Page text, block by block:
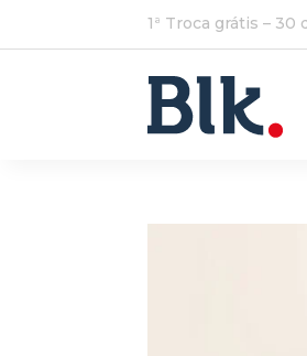
1ª Troca grátis – 30